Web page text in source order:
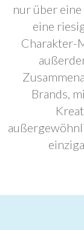
nur über
eine
Charakter-
Brands,